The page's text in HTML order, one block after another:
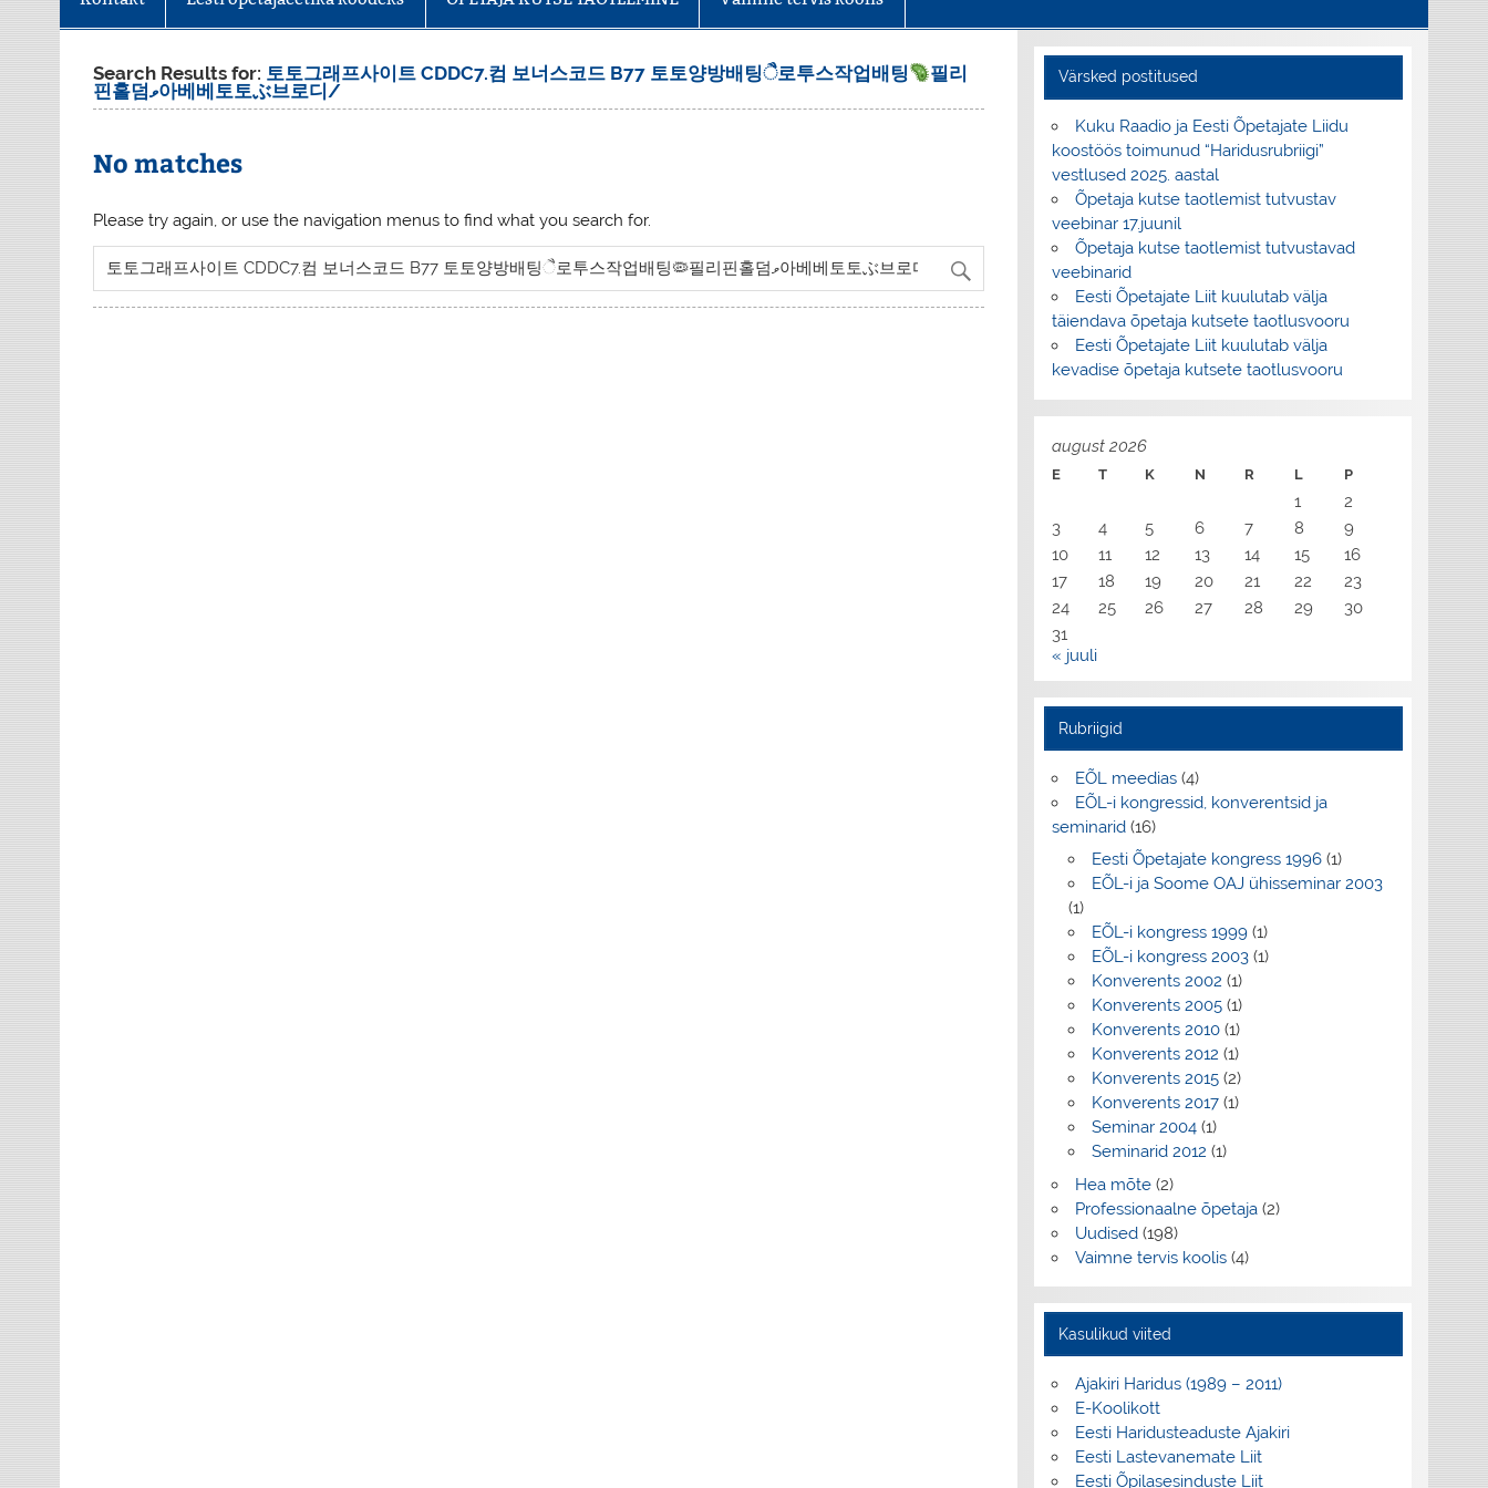
Search Results for: 토토그래프사이트 CDDC7.컴 보너스코드 B77 토토양방배팅ૈ로투스작업배팅
필리
핀홀덤ވ아베베토토ぶ브로디/
No matches
Please try again, or use the navigation menus to find what you search for.
Värsked postitused
Kuku Raadio ja Eesti Õpetajate Liidu
koostöös toimunud “Haridusrubriigi”
vestlused 2025. aastal
Õpetaja kutse taotlemist tutvustav
veebinar 17.juunil
Õpetaja kutse taotlemist tutvustavad
veebinarid
Eesti Õpetajate Liit kuulutab välja
täiendava õpetaja kutsete taotlusvooru
Eesti Õpetajate Liit kuulutab välja
kevadise õpetaja kutsete taotlusvooru
august 2026
E T K N R L P
1
2
3
4 5 6 7 8
9
10
11 12 13 14 15
16
17
18 19 20 21 22
23
24
25 26 27 28 29
30
31
« juuli
Rubriigid
EÕL meedias(4)
EÕL-i kongressid, konverentsid ja
seminarid(16)
Eesti Õpetajate kongress 1996 (1)
EÕL-i ja Soome OAJ ühisseminar 2003
(1)
EÕL-i kongress 1999 (1)
EÕL-i kongress 2003 (1)
Konverents 2002 (1)
Konverents 2005 (1)
Konverents 2010 (1)
Konverents 2012 (1)
Konverents 2015 (2)
Konverents 2017 (1)
Seminar 2004 (1)
Seminarid 2012 (1)
Hea mõte(2)
Professionaalne õpetaja(2)
Uudised(198)
Vaimne tervis koolis(4)
Kasulikud viited
Ajakiri Haridus (1989 – 2011)
E-Koolikott
Eesti Haridusteaduste Ajakiri
Eesti Lastevanemate Liit
Eesti Õpilasesinduste Liit